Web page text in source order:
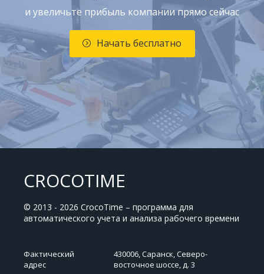
и увеличьте прибыль компании прямо сейчас
Начать бесплатно
CROCOTIME
© 2013 - 2026 CrocoTime – программа для
автоматического учета и анализа рабочего времени
Фактический
адрес
430006, Саранск, Северо-
восточное шоссе, д. 3